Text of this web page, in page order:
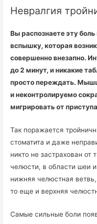
Невралгия
Вы распознаете эту
вспышку, которая
совершенно внезапно.
до 2 минут, и никакие
просто переждать.
и неконтролируемо
мигрировать от
Так поражается
стоматита и даже
никто не застрахован от
челюсти, в области шеи
нижняя челюстная
то еще и верхняя
Самые сильные боли